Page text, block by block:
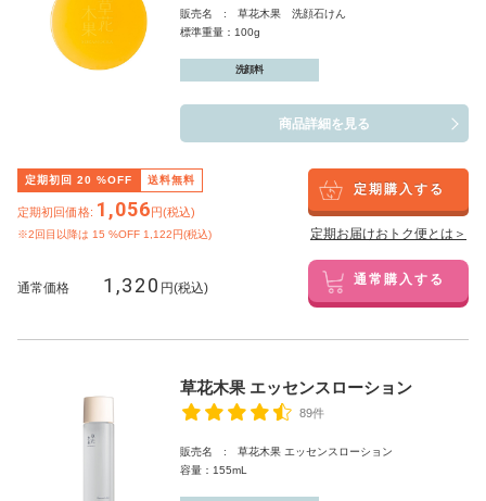
販売名 : 草花木果 洗顔石けん
標準重量：100g
洗顔料
商品詳細を見る
定期初回 20 %OFF 送料無料
定期初回価格: 1,056円(税込)
※2回目以降は 15 %OFF 1,122円(税込)
定期購入する
定期お届けおトク便とは＞
通常価格 1,320 円(税込) 通常購入する
草花木果 エッセンスローション
89件
販売名 : 草花木果 エッセンスローション
容量：155mL